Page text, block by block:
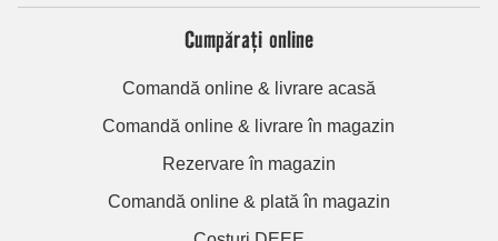
Cumpărați online
Comandă online & livrare acasă
Comandă online & livrare în magazin
Rezervare în magazin
Comandă online & plată în magazin